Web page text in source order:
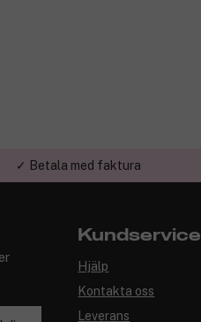
✓ Betala med faktura
Kundservice
Hjälp
Kontakta oss
Leverans